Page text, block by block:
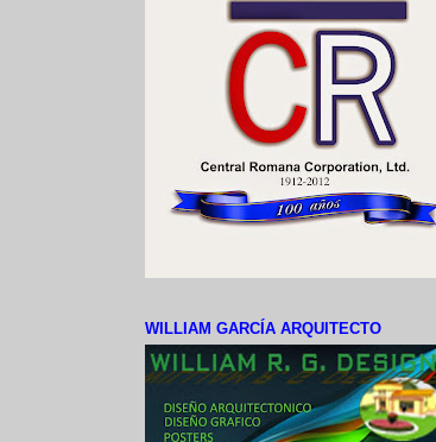
WILLIAM GARCÍA ARQUITECTO